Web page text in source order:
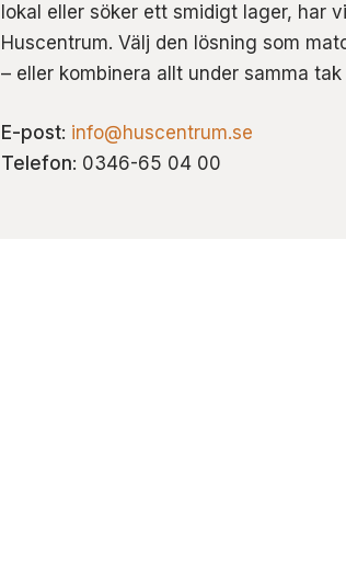
lokal eller söker ett smidigt lager, har
Huscentrum. Välj den lösning som
– eller kombinera allt under samma
E-post: info@huscentrum.se
Telefon: 0346-65 04 00